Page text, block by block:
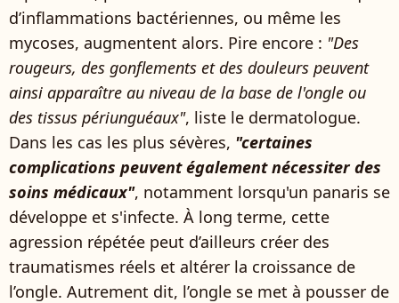
d’inflammations bactériennes, ou même les
mycoses, augmentent alors. Pire encore : "Des
rougeurs, des gonflements et des douleurs peuvent
ainsi apparaître au niveau de la base de l'ongle ou
des tissus périunguéaux", liste le dermatologue.
Dans les cas les plus sévères, "certaines
complications peuvent également nécessiter des
soins médicaux", notamment lorsqu'un panaris se
développe et s'infecte. À long terme, cette
agression répétée peut d’ailleurs créer des
traumatismes réels et altérer la croissance de
l’ongle. Autrement dit, l’ongle se met à pousser de